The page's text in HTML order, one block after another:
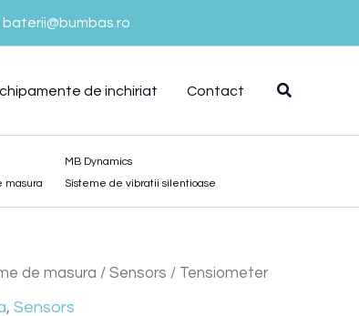
baterii@bumbas.ro
de inchiriat Contact
masura
MB Dynamics
Sisteme de vibratii silentioase
de masura / Sensors / Tensiometer
, Sensors